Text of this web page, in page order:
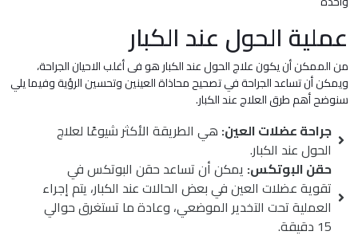
عملية الحول عند الكبار
من الممكن أن يكون علاج الحول عند الكبار هو فى أغلب الاحيان الجراحة،
ويمكن أن تساعد الجراحة في تصحيح محاذاة العينين وتحسين الرؤية وفيما يلي
سنوضح أهم طرق العلاج عند الكبار.
جراحة عضلات العين: هي الطريقة الأكثر شيوعًا لعلاج
الحول عند الكبار.
حقن البوتكس: يمكن أن تساعد حقن البوتكس في
تقوية عضلات العين في بعض الحالات عند الكبار، يتم إجراء
العملية تحت التخدير الموضعي، وعادة ما تستغرق حوالي
15 دقيقة.